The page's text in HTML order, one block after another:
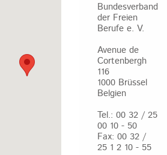
Bundesverband
der Freien
Berufe e. V.
Avenue de
Cortenbergh
116
1000 Brüssel
Belgien
Tel.: 00 32 / 25
00 10 - 50
Fax: 00 32 /
25 1 2 10 - 55